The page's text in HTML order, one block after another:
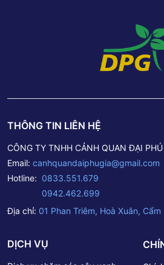
THÔNG TIN LIÊN HỆ
CÔNG TY TNHH CẢNH QUAN ĐẠI PHÚ
Email: canhquandaiphugia@gmail.com
Hotline: 0833.551.679
0942.462.699
Địa chỉ: 01 Phan Triêm, Hoà Xuân,
DỊCH VỤ